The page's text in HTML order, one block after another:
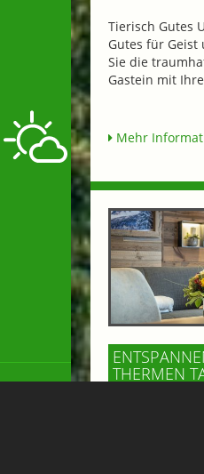
Tierisch Gutes
Gutes für Geist
Sie die
Gastein mit
Mehr
THERMEN